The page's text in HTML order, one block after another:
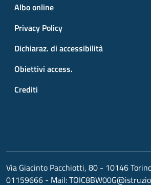
Albo online
Privacy Policy
Dichiaraz. di accessibilità
Obiettivi access.
Crediti
Via Giacinto Pacchiotti, 80 - 10146
01159666 - Mail: